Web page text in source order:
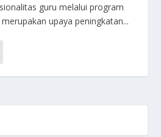
guru melalui program
upaya peningkatan...